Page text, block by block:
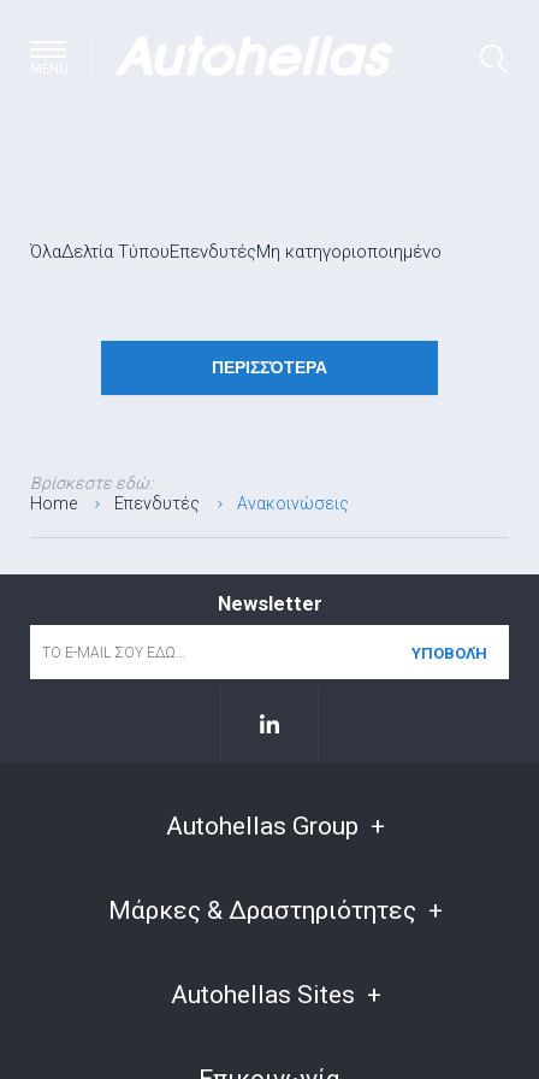
ΌλαΔελτία ΤύπουΕπενδυτέςΜη κατηγοριοποιημένο
ΠΕΡΙΣΣΌΤΕΡΑ
Βρίσκεστε εδώ:
Home
Επενδυτές Ανακοινώσεις
Newsletter
Autohellas Group
Μάρκες & Δραστηριότητες
Autohellas Sites